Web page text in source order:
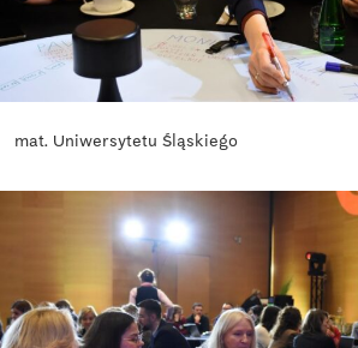
mat. Uniwersytetu Śląskiego